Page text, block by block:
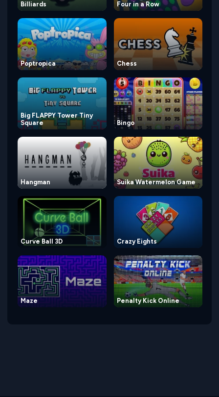
Billiards Four in a Row
Poptropica Chess
Big FLAPPY Tower Tiny
Square
Bingo
Hangman Suika Watermelon Game
Curve Ball 3D Crazy Eights
Maze Penalty Kick Online